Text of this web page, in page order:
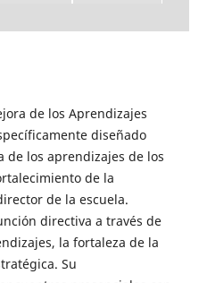
de los Aprendizajes
diseñado
los aprendizajes de los
de la
de la escuela.
directiva a través de
la fortaleza de la
Su